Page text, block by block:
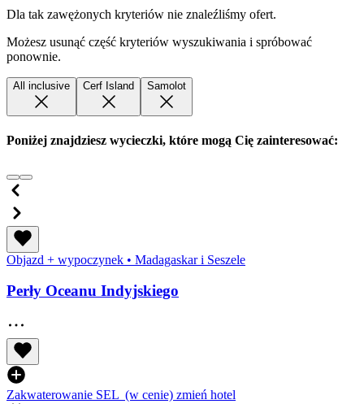
Dla tak zawężonych kryteriów nie znaleźliśmy ofert.
Możesz usunąć część kryteriów wyszukiwania i spróbować
ponownie.
All inclusive Cerf Island Samolot
Poniżej znajdziesz wycieczki, które mogą Cię zainteresować:
Objazd + wypoczynek • Madagaskar i Seszele
Perły Oceanu Indyjskiego
Zakwaterowanie SEL (w cenie) zmień hotel